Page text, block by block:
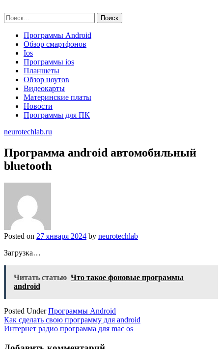
to
content
Найти:
Программы Android
Обзор смартфонов
Ios
Программы ios
Планшеты
Обзор ноутов
Видеокарты
Материнские платы
Новости
Программы для ПК
neurotechlab.ru
Программа android автомобильный
bluetooth
Posted on 27 января 2024 by neurotechlab
Загрузка…
Читать статью Что такое фоновые программы
android
Posted UnderПрограммы Android
Навигация
по
Как сделать свою программу для android
Интернет радио программа для mac os